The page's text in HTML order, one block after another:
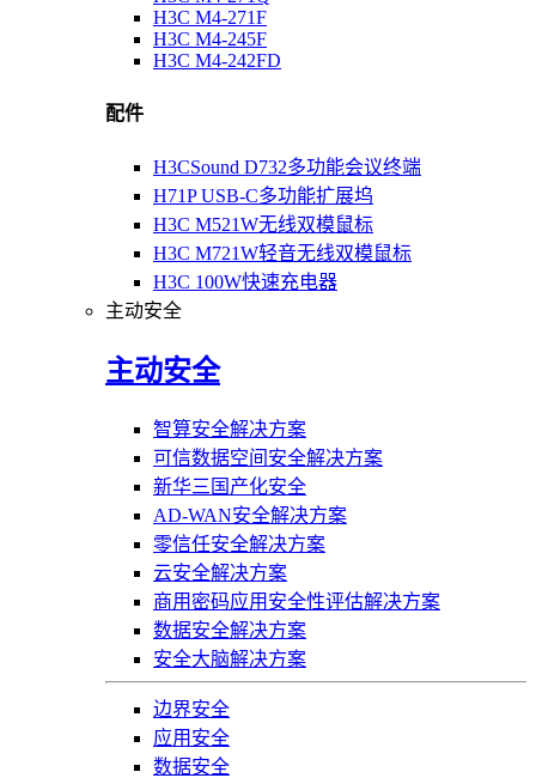
H3C M4-271F
H3C M4-245F
H3C M4-242FD
配件
H3CSound D732多功能会议终端
H71P USB-C多功能扩展坞
H3C M521W无线双模鼠标
H3C M721W轻音无线双模鼠标
H3C 100W快速充电器
主动安全
主动安全
智算安全解决方案
可信数据空间安全解决方案
新华三国产化安全
AD-WAN安全解决方案
零信任安全解决方案
云安全解决方案
商用密码应用安全性评估解决方案
数据安全解决方案
安全大脑解决方案
边界安全
应用安全
数据安全